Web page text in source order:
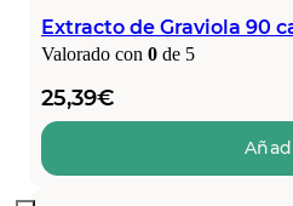
Extracto de Graviola 90
Valorado con 0 de 5
25,39€